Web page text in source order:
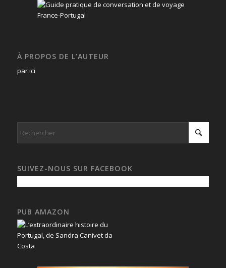
À PROPOS DE L’AUTEUR
par ici
SUIVEZ-NOUS SUR FACEBOOK
PUB AMAZON